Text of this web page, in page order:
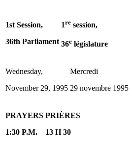
1st Session,
36th Parliament
1re session,
36e législature
Wednesday,
November 29, 1995
Mercredi
29 novembre 1995
PRAYERS
1:30 P.M.
PRIÈRES
13 H 30